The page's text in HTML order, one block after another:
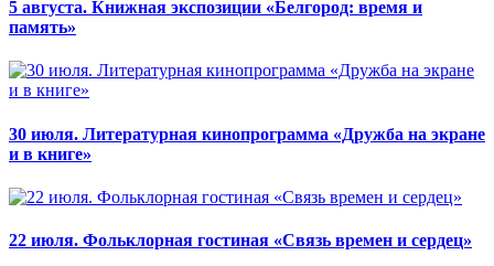
5 августа. Книжная экспозиции «Белгород: время и
память»
30 июля. Литературная кинопрограмма «Дружба на экране
и в книге»
22 июля. Фольклорная гостиная «Связь времен и сердец»